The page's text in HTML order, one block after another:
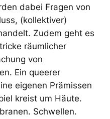
dabei Fragen von
(kollektiver)
Zudem geht es
räumlicher
von
Ein queerer
eigenen Prämissen
kreist um Häute.
Schwellen.